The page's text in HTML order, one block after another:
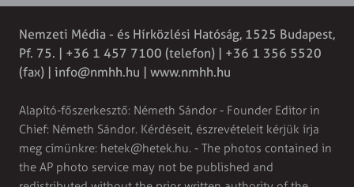
Nemzeti Média - és Hírközlési Hatóság, 1525 Budapest,
Pf. 75. | +36 1 457 7100 (telefon) | +36 1 356 5520
(fax) | info@nmhh.hu | www.nmhh.hu
Alapító-főszerkesztő: Németh Sándor - Founder Editor in
Chief: Németh Sándor. Kérdéseit, észrevételeit kérjük írja
meg címünkre: hetek@hetek.hu. - The photos contained in
the AP photo service may not be published and